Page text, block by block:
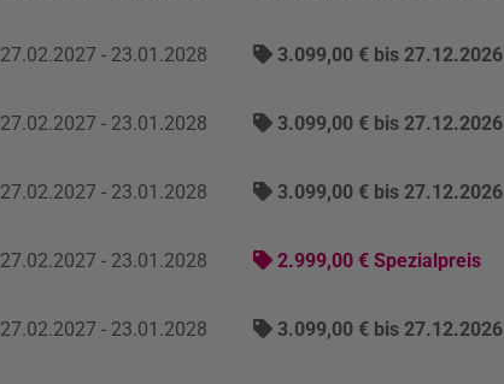
27.02.2027 - 23.01.2028 3.099,00 € bis 27.12.2026
27.02.2027 - 23.01.2028 3.099,00 € bis 27.12.2026
27.02.2027 - 23.01.2028 3.099,00 € bis 27.12.2026
27.02.2027 - 23.01.2028 2.999,00 € Spezialpreis
27.02.2027 - 23.01.2028 3.099,00 € bis 27.12.2026